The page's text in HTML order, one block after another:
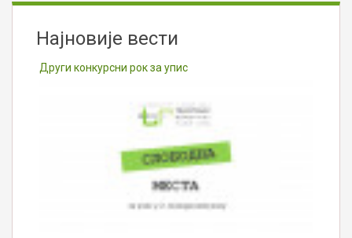
Најновије вести
Други конкурсни рок за упис